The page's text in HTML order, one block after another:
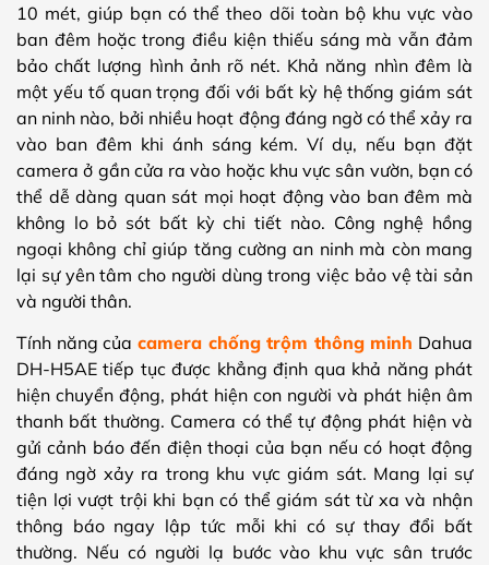
10 mét, giúp bạn có thể theo dõi toàn bộ khu vực vào
ban đêm hoặc trong điều kiện thiếu sáng mà vẫn đảm
bảo chất lượng hình ảnh rõ nét. Khả năng nhìn đêm là
một yếu tố quan trọng đối với bất kỳ hệ thống giám sát
an ninh nào, bởi nhiều hoạt động đáng ngờ có thể xảy ra
vào ban đêm khi ánh sáng kém. Ví dụ, nếu bạn đặt
camera ở gần cửa ra vào hoặc khu vực sân vườn, bạn có
thể dễ dàng quan sát mọi hoạt động vào ban đêm mà
không lo bỏ sót bất kỳ chi tiết nào. Công nghệ hồng
ngoại không chỉ giúp tăng cường an ninh mà còn mang
lại sự yên tâm cho người dùng trong việc bảo vệ tài sản
và người thân.
Tính năng của camera chống trộm thông minh Dahua
DH-H5AE tiếp tục được khẳng định qua khả năng phát
hiện chuyển động, phát hiện con người và phát hiện âm
thanh bất thường. Camera có thể tự động phát hiện và
gửi cảnh báo đến điện thoại của bạn nếu có hoạt động
đáng ngờ xảy ra trong khu vực giám sát. Mang lại sự
tiện lợi vượt trội khi bạn có thể giám sát từ xa và nhận
thông báo ngay lập tức mỗi khi có sự thay đổi bất
thường. Nếu có người lạ bước vào khu vực sân trước